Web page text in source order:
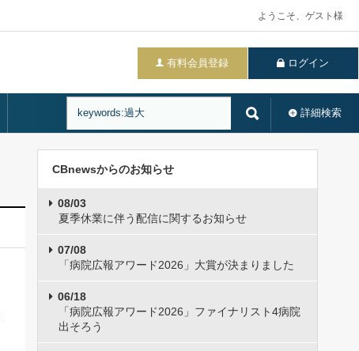
ようこそ、ゲスト様
有料会員登録 ログイン
詳細検索
CBnewsからのお知らせ
08/03
夏季休業に伴う配信に関するお知らせ
07/08
「病院広報アワード2026」大賞が決まりました
06/18
「病院広報アワード2026」ファイナリスト4病院
出そろう